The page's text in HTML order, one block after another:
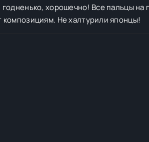
хорошечно! Все пальцы на
композициям. Не халтурили японцы!